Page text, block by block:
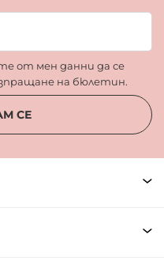
от мен данни да се
на бюлетин.
СЕ